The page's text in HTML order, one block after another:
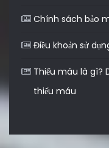
Chính sách bảo
Điều khoản sử
Thiếu máu là gì?
thiếu máu